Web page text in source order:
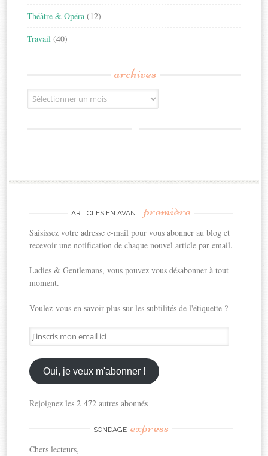
Théâtre & Opéra (12)
Travail (40)
archives
Archives
ARTICLES EN AVANT première
Saisissez votre adresse e-mail pour vous abonner au blog et
recevoir une notification de chaque nouvel article par email.
Ladies & Gentlemans, vous pouvez vous désabonner à tout
moment.
Voulez-vous en savoir plus sur les subtilités de l'étiquette ?
J'inscris
mon
email
ici
Oui, je veux m'abonner !
Rejoignez les 2 472 autres abonnés
SONDAGE express
Chers lecteurs,